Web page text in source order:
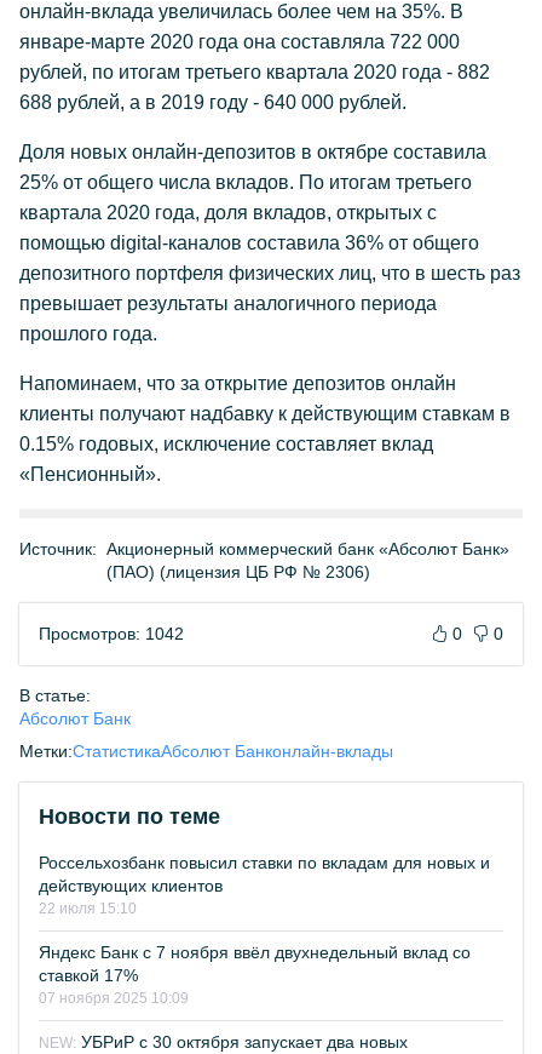
онлайн-вклада увеличилась более чем на 35%. В
январе-марте 2020 года она составляла 722 000
рублей, по итогам третьего квартала 2020 года - 882
688 рублей, а в 2019 году - 640 000 рублей.
Доля новых онлайн-депозитов в октябре составила
25% от общего числа вкладов. По итогам третьего
квартала 2020 года, доля вкладов, открытых с
помощью digital-каналов составила 36% от общего
депозитного портфеля физических лиц, что в шесть раз
превышает результаты аналогичного периода
прошлого года.
Напоминаем, что за открытие депозитов онлайн
клиенты получают надбавку к действующим ставкам в
0.15% годовых, исключение составляет вклад
«Пенсионный».
Источник: Акционерный коммерческий банк «Абсолют Банк»
(ПАО) (лицензия ЦБ РФ № 2306)
Просмотров: 1042 0 0
В статье:
Абсолют Банк
Метки:СтатистикаАбсолют Банконлайн-вклады
Новости по теме
Россельхозбанк повысил ставки по вкладам для новых и
действующих клиентов
22 июля 15:10
Яндекс Банк с 7 ноября ввёл двухнедельный вклад со
ставкой 17%
07 ноября 2025 10:09
NEW: УБРиР с 30 октября запускает два новых